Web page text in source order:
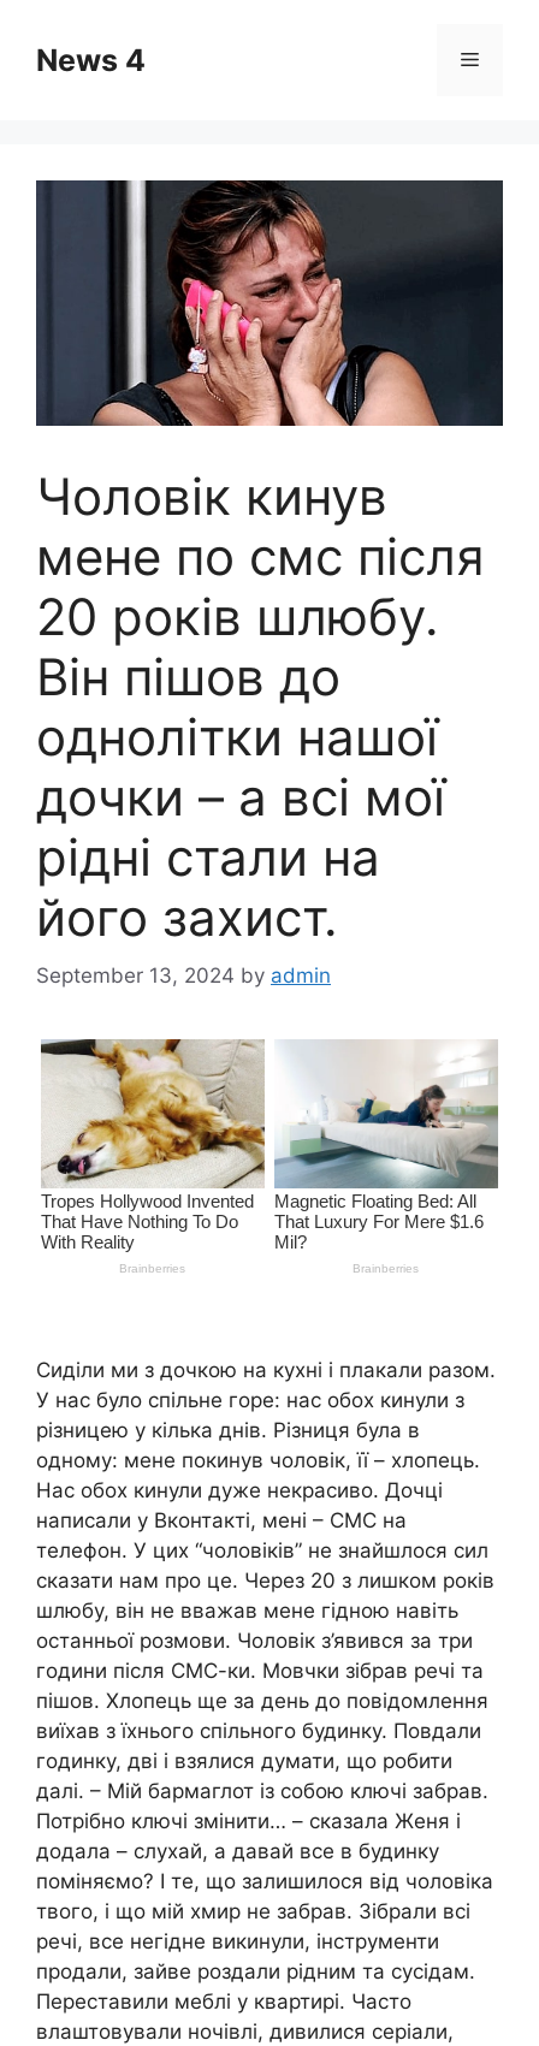
contentNews 4 Menu
Чоловік кинув
мене по смс після
20 років шлюбу.
Він пішов до
однолітки нашої
дочки – а всі мої
рідні стали на
його захист.
September 13, 2024 by admin
Сиділи ми з дочкою на кухні і плакали разом.
У нас було спільне горе: нас обох кинули з
різницею у кілька днів. Різниця була в
одному: мене покинув чоловік, її – хлопець.
Нас обох кинули дуже некрасиво. Дочці
написали у Вконтакті, мені – СМС на
телефон. У цих “чоловіків” не знайшлося сил
сказати нам про це. Через 20 з лишком років
шлюбу, він не вважав мене гідною навіть
останньої розмови. Чоловік з’явився за три
години після СМС-ки. Мовчки зібрав речі та
пішов. Хлопець ще за день до повідомлення
виїхав з їхнього спільного будинку. Повдали
годинку, дві і взялися думати, що робити
далі. – Мій бармаглот із собою ключі забрав.
Потрібно ключі змінити… – сказала Женя і
додала – слухай, а давай все в будинку
поміняємо? І те, що залишилося від чоловіка
твого, і що мій хмир не забрав. Зібрали всі
речі, все негідне викинули, інструменти
продали, зайве роздали рідним та сусідам.
Переставили меблі у квартирі. Часто
влаштовували ночівлі, дивилися серіали,